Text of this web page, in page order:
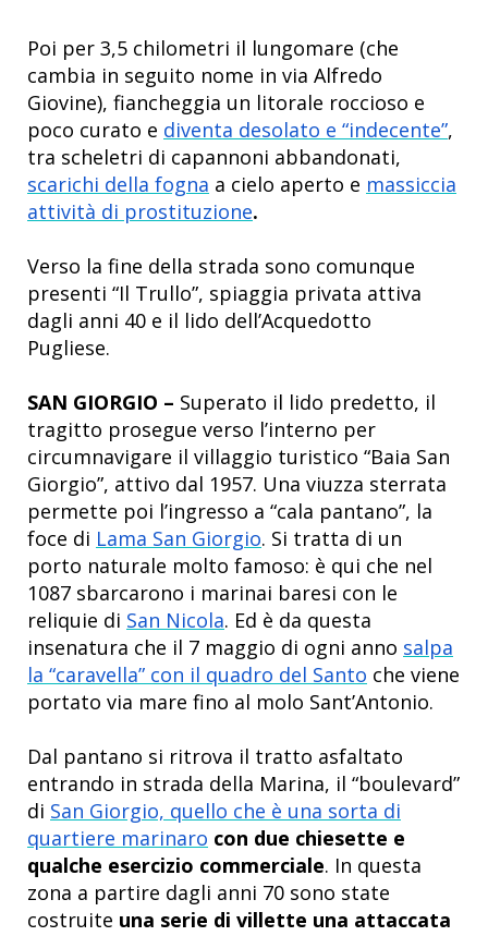
Poi per 3,5 chilometri il lungomare (che
cambia in seguito nome in via Alfredo
Giovine), fiancheggia un litorale roccioso e
poco curato e diventa desolato e “indecente”,
tra scheletri di capannoni abbandonati,
scarichi della fogna a cielo aperto e massiccia
attività di prostituzione.
Verso la fine della strada sono comunque
presenti “Il Trullo”, spiaggia privata attiva
dagli anni 40 e il lido dell’Acquedotto
Pugliese.
SAN GIORGIO – Superato il lido predetto, il
tragitto prosegue verso l’interno per
circumnavigare il villaggio turistico “Baia San
Giorgio”, attivo dal 1957. Una viuzza sterrata
permette poi l’ingresso a “cala pantano”, la
foce di Lama San Giorgio. Si tratta di un
porto naturale molto famoso: è qui che nel
1087 sbarcarono i marinai baresi con le
reliquie di San Nicola. Ed è da questa
insenatura che il 7 maggio di ogni anno salpa
la “caravella” con il quadro del Santo che viene
portato via mare fino al molo Sant’Antonio.
Dal pantano si ritrova il tratto asfaltato
entrando in strada della Marina, il “boulevard”
di San Giorgio, quello che è una sorta di
quartiere marinaro con due chiesette e
qualche esercizio commerciale. In questa
zona a partire dagli anni 70 sono state
costruite una serie di villette una attaccata